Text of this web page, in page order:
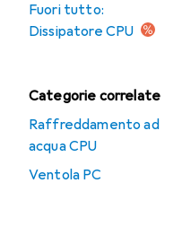
Fuori tutto:
Dissipatore CPU
Categorie correlate
Raffreddamento ad
acqua CPU
Ventola PC